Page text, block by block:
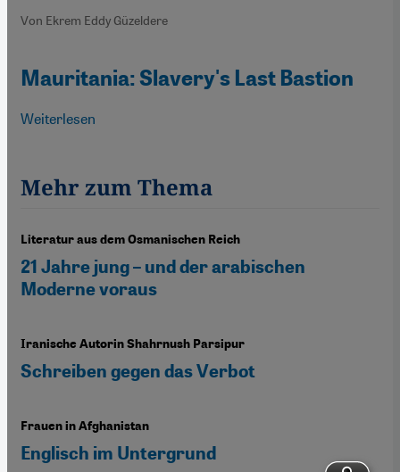
Von Ekrem Eddy Güzeldere
Mauritania: Slavery's Last Bastion
Weiterlesen
Mehr zum Thema
Literatur aus dem Osmanischen Reich
21 Jahre jung – und der arabischen
Moderne voraus
Iranische Autorin Shahrnush Parsipur
Schreiben gegen das Verbot
Frauen in Afghanistan
Englisch im Untergrund